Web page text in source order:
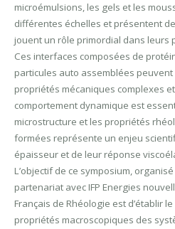
microémulsions, les gels et les
différentes échelles et présentent
jouent un rôle primordial dans leurs
Ces interfaces composées de
particules auto assemblées
propriétés mécaniques complexes
comportement dynamique est
microstructure et les propriétés
formées représente un enjeu
épaisseur et de leur réponse
L’objectif de ce symposium,
partenariat avec IFP Energies
Français de Rhéologie est d’établir
propriétés macroscopiques des